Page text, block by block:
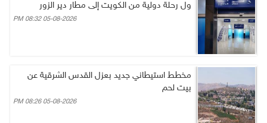
ول رحلة دولية من الكويت إلى مطار دير الزور
05-08-2026 08:32 PM
مخطط استيطاني جديد بعزل القدس الشرقية عن
بيت لحم
05-08-2026 08:26 PM